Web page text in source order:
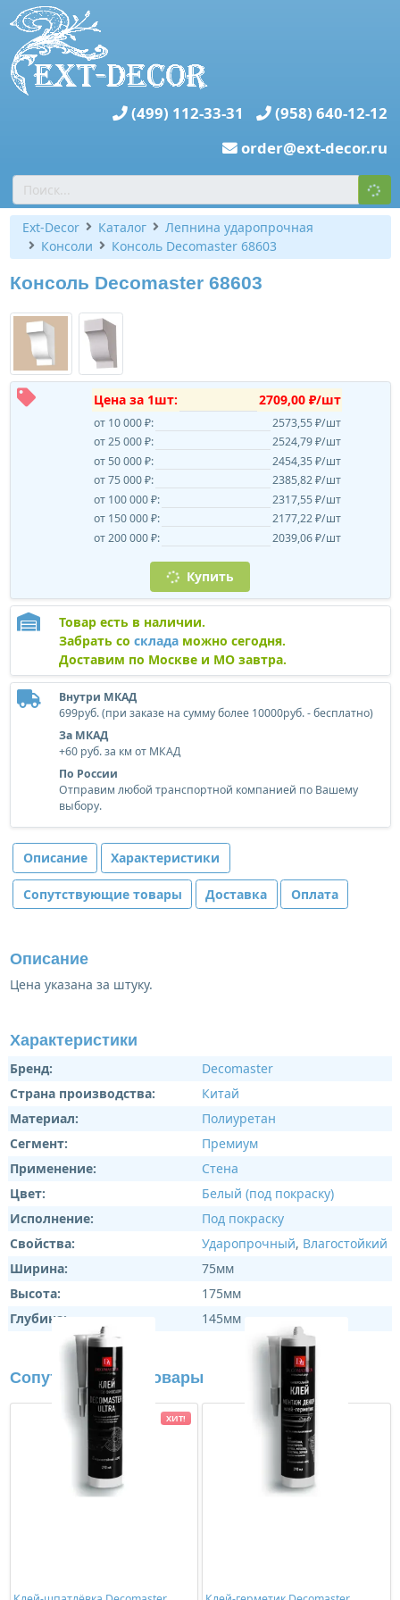
(499) 112-33-31
(958) 640-12-12
order@ext-decor.ru
Ext-Decor Каталог
Лепнина ударопрочная
Консоли
Консоль Decomaster 68603
Консоль Decomaster 68603
Цена за 1шт: 2709,00 ₽/шт
от 10 000 ₽:
2573,55 ₽/шт
от 25 000 ₽:
2524,79 ₽/шт
от 50 000 ₽:
2454,35 ₽/шт
от 75 000 ₽:
2385,82 ₽/шт
от 100 000 ₽:
2317,55 ₽/шт
от 150 000 ₽:
2177,22 ₽/шт
от 200 000 ₽:
2039,06 ₽/шт
Купить
Товар есть в наличии.
Забрать со складаможно сегодня.
Доставим по Москве и МО завтра.
Внутри МКАД
699руб. (при заказе на сумму более 10000руб. - бесплатно)
За МКАД
+60 руб. за км от МКАД
По России
Отправим любой транспортной компанией по Вашему
выбору.
Описание Характеристики
Сопутствующие товары Доставка Оплата
Описание
Цена указана за штуку.
Характеристики
Бренд:
Decomaster
Страна производства:
Китай
Материал:
Полиуретан
Сегмент:
Премиум
Применение:
Стена
Цвет:
Белый (под покраску)
Исполнение:
Под покраску
Свойства:
Ударопрочный, Влагостойкий
Ширина:
75мм
Высота:
175мм
Глубина:
145мм
Сопутствующие товары
ХИТ!